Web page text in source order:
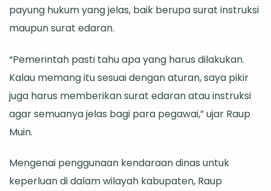
payung hukum yang jelas, baik berupa surat instruksi
maupun surat edaran.
“Pemerintah pasti tahu apa yang harus dilakukan.
Kalau memang itu sesuai dengan aturan, saya pikir
juga harus memberikan surat edaran atau instruksi
agar semuanya jelas bagi para pegawai,” ujar Raup
Muin.
Mengenai penggunaan kendaraan dinas untuk
keperluan di dalam wilayah kabupaten, Raup